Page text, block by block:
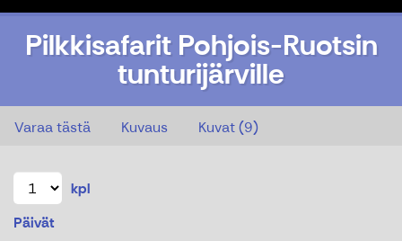
Pilkkisafarit Pohjois-Ruotsin
tunturijärville
Varaa tästä Kuvaus Kuvat (9)
kpl
Päivät